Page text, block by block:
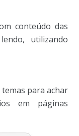
conteúdo das
utilizando
para achar
em páginas